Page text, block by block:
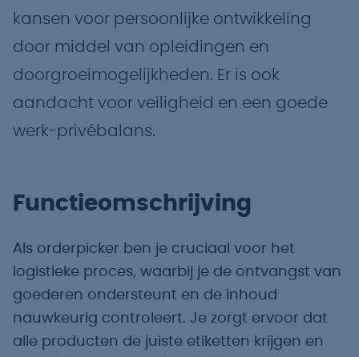
kansen voor persoonlijke ontwikkeling
door middel van opleidingen en
doorgroeimogelijkheden. Er is ook
aandacht voor veiligheid en een goede
werk-privébalans.
Functieomschrijving
Als orderpicker ben je cruciaal voor het
logistieke proces, waarbij je de ontvangst van
goederen ondersteunt en de inhoud
nauwkeurig controleert. Je zorgt ervoor dat
alle producten de juiste etiketten krijgen en